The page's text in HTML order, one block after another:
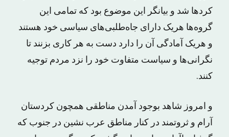
کردها شد و بیانگر این موضوع بود که تمامی این
گروه‌ها هریک دارای جاه‌طلبی‌های سیاسی خود هستند
و هریک آمادگی آن را دارد دست به هر کاری بزنند تا
نگرانی‌ها و سیاست متفاوت خود را نزد مردم توجیه
کنند.
و امروز شاهد بوجود آمدن مناطقی همچون کردستان
آرام و ثروتمند در کنار مناطق عرب نشین در جنوب که